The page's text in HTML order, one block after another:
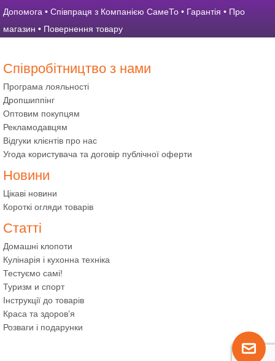
Допомога • Співпраця з Компанією СамеТо • Гарантія • Про
магазин • Повернення товару
Співробітництво з нами
Програма лояльності
Дропшиппінг
Оптовим покупцям
Рекламодавцям
Відгуки клієнтів про нас
Угода користувача та договір публічної оферти
Новини
Цікаві новини
Короткі огляди товарів
Статті
Домашні клопоти
Кулінарія і кухонна техніка
Тестуємо самі!
Туризм и спорт
Інструкції до товарів
Краса та здоров’я
Розваги і подарунки